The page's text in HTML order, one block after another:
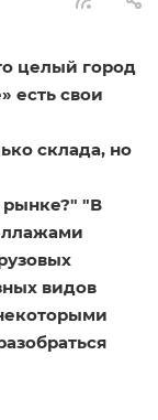
целый город
есть свои
склада, но
рынке?" "В
видов